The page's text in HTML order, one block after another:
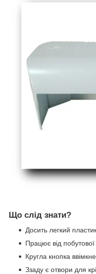
Що слід знати?
Досить легкий
Працює від
Кругла кнопка
Ззаду є отвори для